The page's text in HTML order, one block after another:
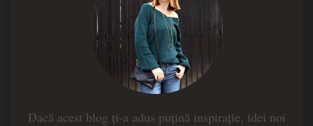
Dacă acest blog ți-a adus puțină inspirație, idei noi